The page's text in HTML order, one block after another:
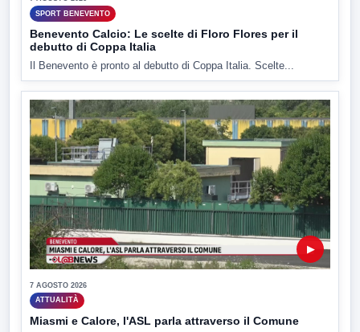
SPORT BENEVENTO
Benevento Calcio: Le scelte di Floro Flores per il
debutto di Coppa Italia
Il Benevento è pronto al debutto di Coppa Italia. Scelte...
▶
7 AGOSTO 2026
ATTUALITÀ
Miasmi e Calore, l'ASL parla attraverso il Comune